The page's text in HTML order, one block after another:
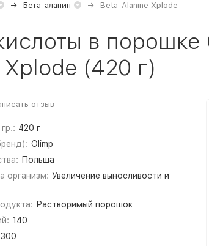
Бета-аланин Beta-Alanine Xplode
в порошке
(420 г)
отзыв
420 г
Olimp
Польша
организм: Увеличение выносливости и
Растворимый порошок
140